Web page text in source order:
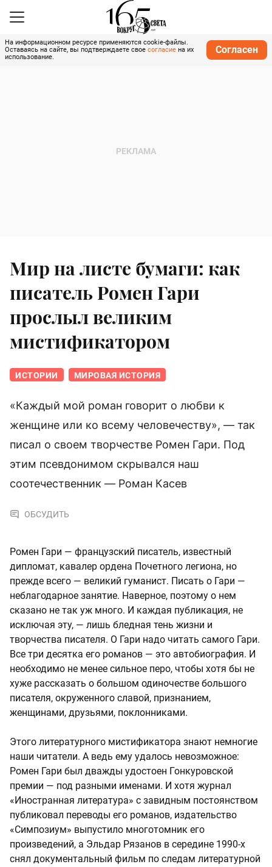
На информационном ресурсе применяются cookie-файлы.
Оставаясь на сайте, вы подтверждаете свое согласие на их
использование.
Согласен
Мир на листе бумаги: как
писатель Ромен Гари
прослыл великим
мистификатором
ИСТОРИИ МИРОВАЯ ИСТОРИЯ
«Каждый мой роман говорит о любви к
женщине или ко всему человечеству», — так
писал о своем творчестве Ромен Гари. Под
этим псевдонимом скрывался наш
соотечественник — Роман Касев
ОБСУДИТЬ
Ромен Гари — французский писатель, известный
дипломат, кавалер ордена Почетного легиона, но
прежде всего — великий гуманист. Писать о Гари —
неблагодарное занятие. Наверное, поэтому о нем
сказано не так уж много. И каждая публикация, не
исключая эту, — лишь бледная тень жизни и
творчества писателя. О Гари надо читать самого Гари.
Все три десятка его романов — это автобиография. И
необходимо не менее сильное перо, чтобы хотя бы не
хуже рассказать о большом одиночестве большого
писателя, окруженного славой, признанием,
женщинами, друзьями, поклонниками.
Этого литературного мистификатора знают немногие
наши читатели. А ведь ему удалось невозможное:
Ромен Гари был дважды удостоен Гонкуровской
премии — под разными именами. И хотя журнал
«Иностранная литература» с завидным постоянством
публиковал переводы его романов, издательство
«Симпозиум» выпустило многотомник его
произведений, а Эльдар Рязанов в середине 1990-х
снял документальный фильм по следам литературной